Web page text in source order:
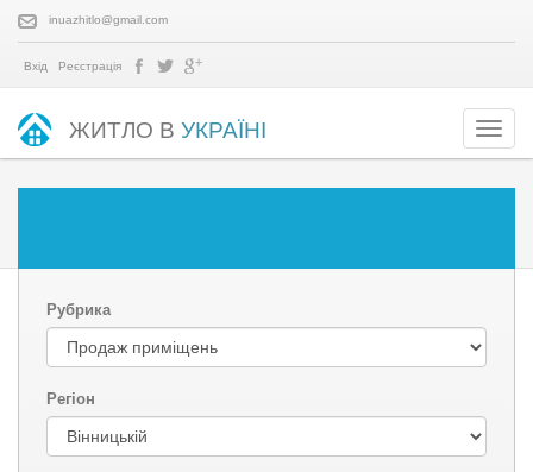
inuazhitlo@gmail.com
Вхід Реєстрація
ЖИТЛО В УКРАЇНІ
Рубрика
Регіон